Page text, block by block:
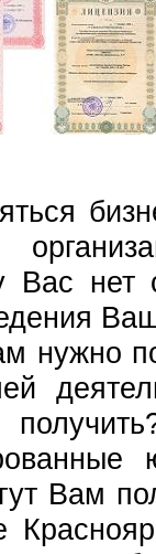
Вас нет
нужно
Вам